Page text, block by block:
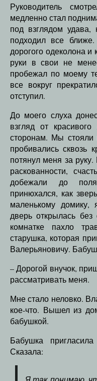
Руководитель
медленно стал
под взглядом
подходил все
дорогого одеколона
руки в свои не
пробежал по моему
все вокруг
отступил.
До моего слуха
взгляд от
сторонам. Мы стояли
пробивались сквозь
потянул меня за
раскованности,
добежали до
принюхался, как
маленькому
дверь открылась
комнатке пахло
старушка, которая
Валерьяновичу.
– Дорогой внучок,
рассматривать меня.
Мне стало неловко.
кое-что. Вышел из
бабушкой.
Бабушка
Сказала: